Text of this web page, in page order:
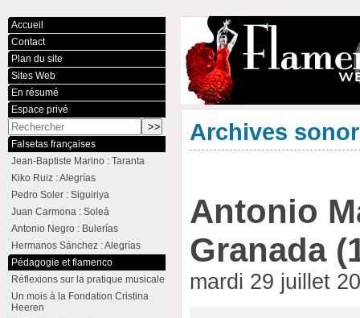
Archives
Antonio
Granada
mardi 29 juillet
Accueil
Contact
Plan du site
Sites Web
En résumé
Espace privé
Falsetas françaises
Jean-Baptiste Marino : Taranta
Kiko Ruiz : Alegrías
Pedro Soler : Siguiriya
Juan Carmona : Soleá
Antonio Negro : Bulerías
Hermanos Sánchez : Alegrías
Pédagogie et flamenco
Réflexions sur la pratique musicale
Un mois à la Fondation Cristina
Heeren